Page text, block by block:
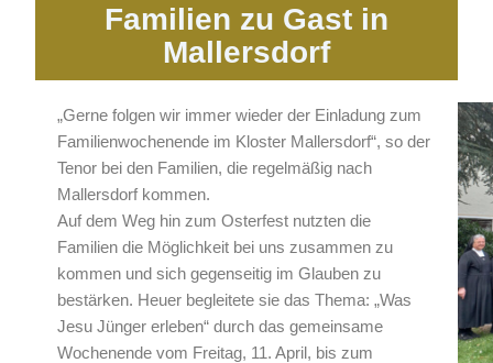
Familien zu Gast in
Mallersdorf
„Gerne folgen wir immer wieder der Einladung zum
Familienwochenende im Kloster Mallersdorf“, so der
Tenor bei den Familien, die regelmäßig nach
Mallersdorf kommen.
Auf dem Weg hin zum Osterfest nutzten die
Familien die Möglichkeit bei uns zusammen zu
kommen und sich gegenseitig im Glauben zu
bestärken. Heuer begleitete sie das Thema: „Was
Jesu Jünger erleben“ durch das gemeinsame
Wochenende vom Freitag, 11. April, bis zum